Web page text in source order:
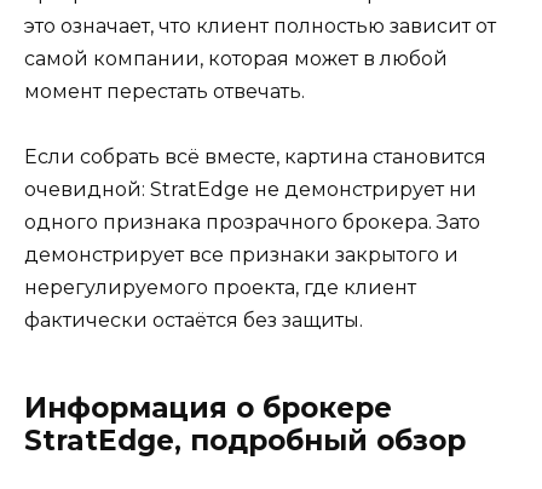
это означает, что клиент полностью зависит от
самой компании, которая может в любой
момент перестать отвечать.
Если собрать всё вместе, картина становится
очевидной: StratEdge не демонстрирует ни
одного признака прозрачного брокера. Зато
демонстрирует все признаки закрытого и
нерегулируемого проекта, где клиент
фактически остаётся без защиты.
Информация о брокере
StratEdge, подробный обзор